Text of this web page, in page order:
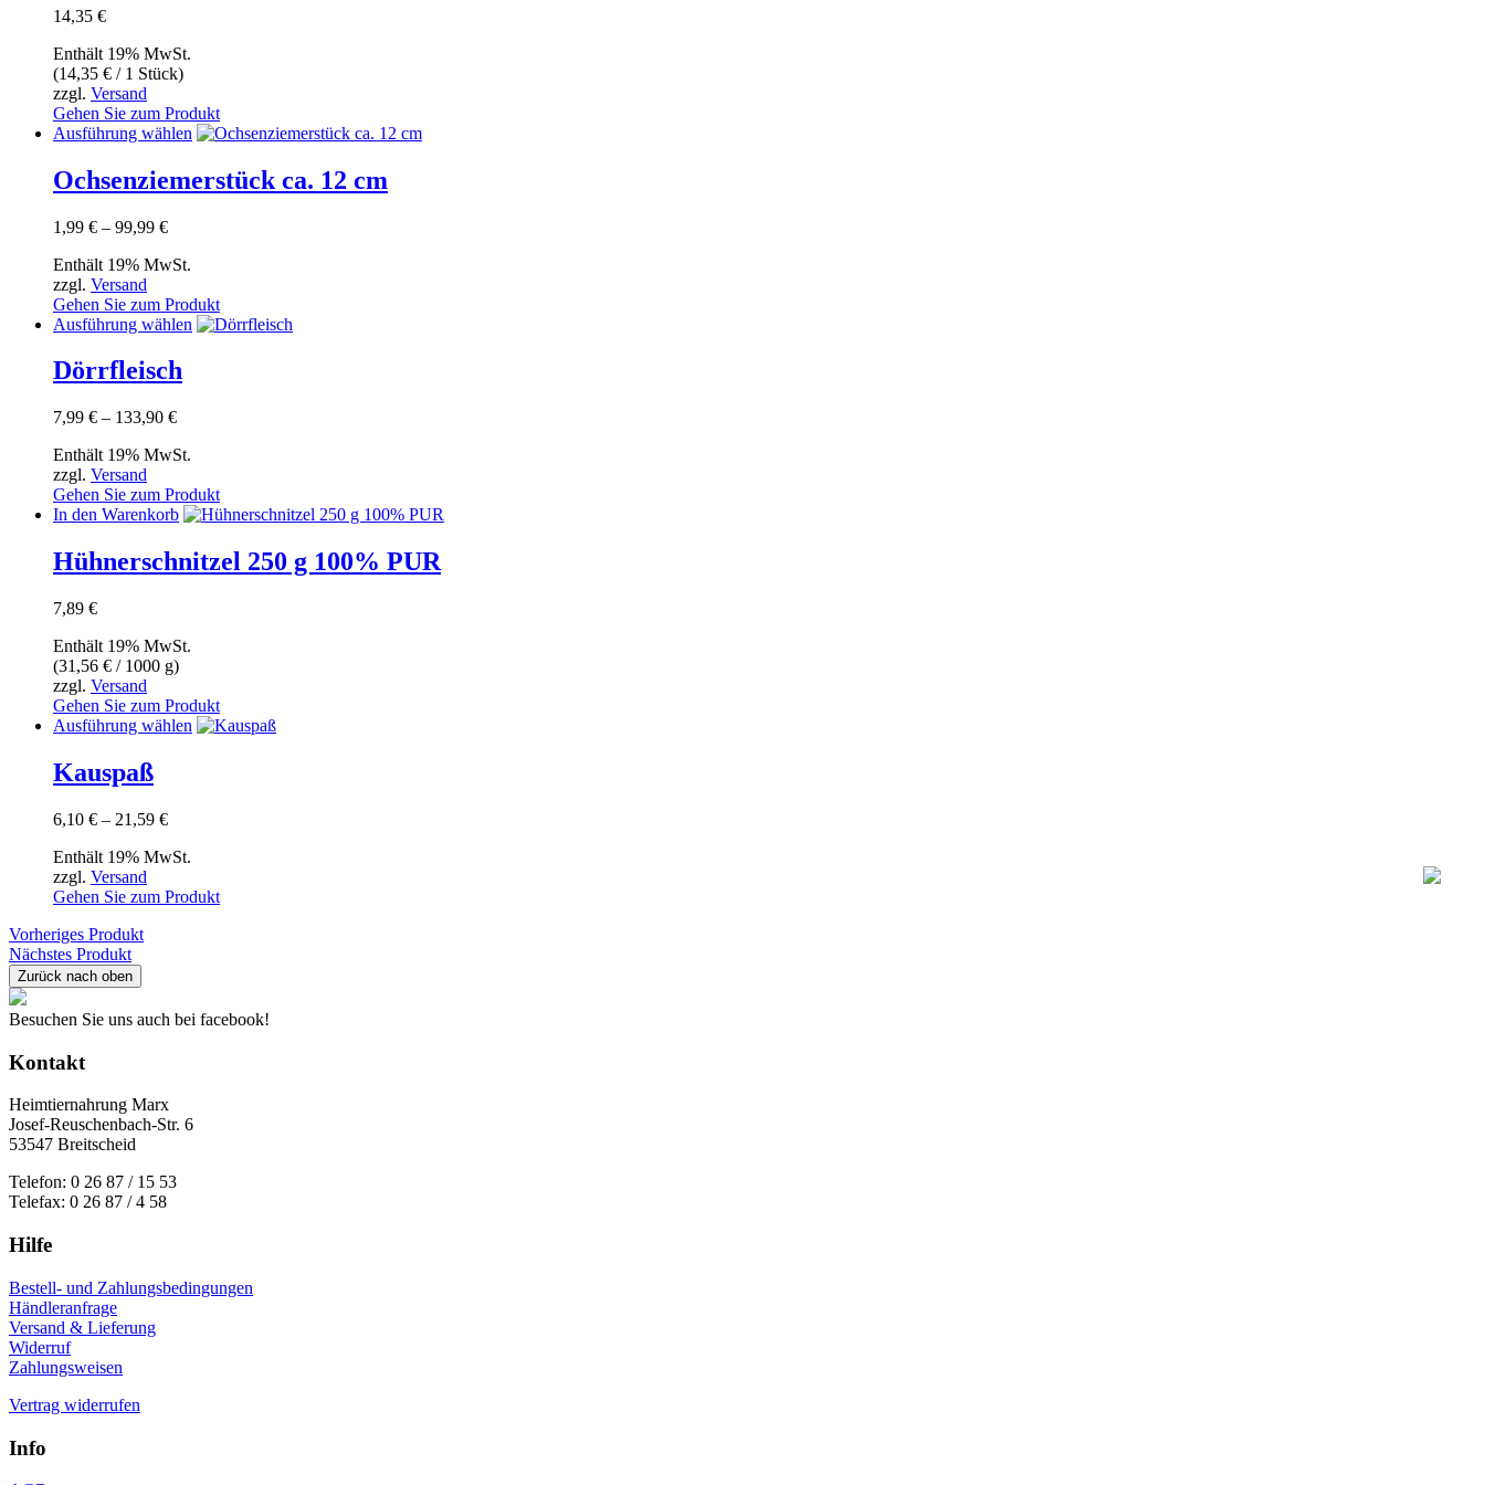
14,35 €
Enthält 19% MwSt.
(14,35 € / 1 Stück)
zzgl. Versand
Gehen Sie zum Produkt
Ausführung wählen Dieses
weist
mehrere
auf
der
Ochsenziemerstück ca. 12 cm
1,99 € – 99,99 €Preisspanne:
bis
Enthält 19% MwSt.
zzgl. Versand
Gehen Sie zum Produkt
Ausführung wählen Dieses
auf
der
gewählt
Dörrfleisch
7,99 € – 133,90 €Preisspanne:
bis
Enthält 19% MwSt.
zzgl. Versand
Gehen Sie zum Produkt
In den Warenkorb
Hühnerschnitzel 250 g 100% PUR
7,89 €
Enthält 19% MwSt.
(31,56 € / 1000 g)
zzgl. Versand
Gehen Sie zum Produkt
Ausführung wählen Dieses
auf
Kauspaß
6,10 € – 21,59 €Preisspanne:
bis
Enthält 19% MwSt.
zzgl. Versand
Gehen Sie zum Produkt
Vorheriges Produkt
Nächstes Produkt
Zurück nach oben
Besuchen Sie uns auch bei facebook!
Kontakt
Heimtiernahrung Marx
Josef-Reuschenbach-Str. 6
53547 Breitscheid
Telefon: 0 26 87 / 15 53
Telefax: 0 26 87 / 4 58
Hilfe
Bestell- und Zahlungsbedingungen
Händleranfrage
Versand & Lieferung
Widerruf
Zahlungsweisen
Vertrag widerrufen
Info